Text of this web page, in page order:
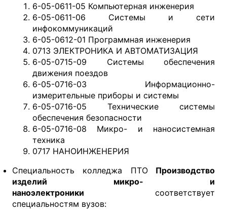
6-05-0611-05 Компьютерная инженерия
6-05-0611-06 Системы и сети
инфокоммуникаций
6-05-0612-01 Программная инженерия
0713 ЭЛЕКТРОНИКА И АВТОМАТИЗАЦИЯ
6-05-0715-09 Системы обеспечения
движения поездов
6-05-0716-03 Информационно-
измерительные приборы и системы
6-05-0716-05 Технические системы
обеспечения безопасности
6-05-0716-08 Микро- и наносистемная
техника
0717 НАНОИНЖЕНЕРИЯ
Специальность колледжа ПТОПроизводство
изделий микро- и
наноэлектроники соответствует
специальностям вузов: